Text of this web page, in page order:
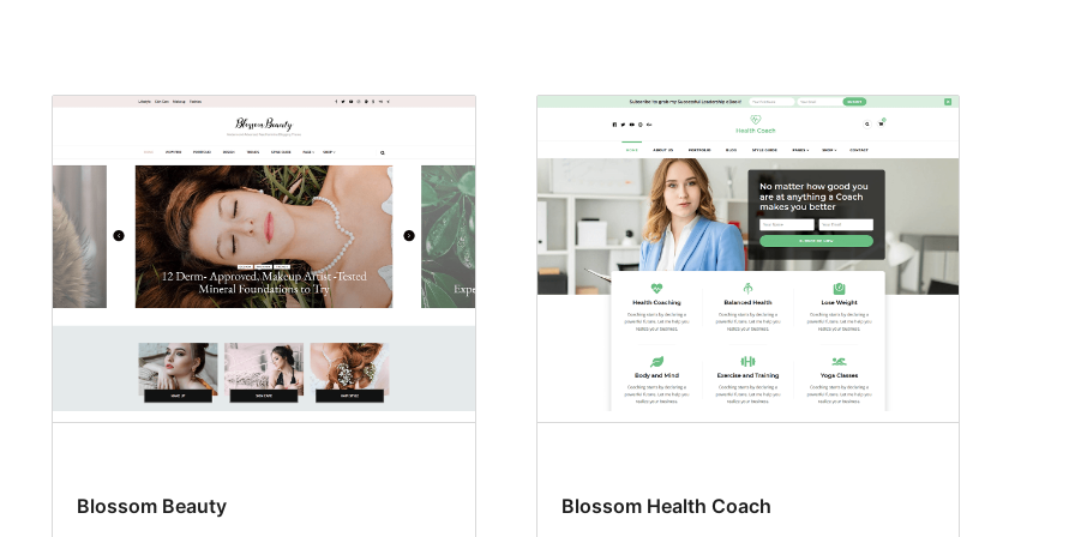
Blossom Beauty Blossom Health Coach